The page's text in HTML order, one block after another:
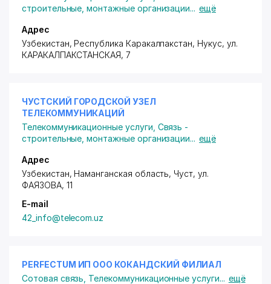
строительные, монтажные организации... ещё
Адрес
Узбекистан, Республика Каракалпакстан, Нукус, ул.
КАРАКАЛПАКСТАНСКАЯ, 7
ЧУСТСКИЙ ГОРОДСКОЙ УЗЕЛ
ТЕЛЕКОММУНИКАЦИЙ
Телекоммуникационные услуги Связь -
строительные, монтажные организации... ещё
Адрес
Узбекистан, Наманганская область, Чуст, ул.
ФАЯЗОВА, 11
E-mail
42_info@telecom.uz
PERFECTUM ИП ООО КОКАНДСКИЙ ФИЛИАЛ
Сотовая связь Телекоммуникационные услуги... ещё